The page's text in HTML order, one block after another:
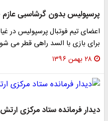
پرسپولیس بدون گرشاسبی
اعضای تیم فوتبال پرسپولیس در
برای بازی با السد راهی قطر می
۲۸ بهمن ۱۳۹۶
دیدار فرمانده ستاد مرکزی ارتش